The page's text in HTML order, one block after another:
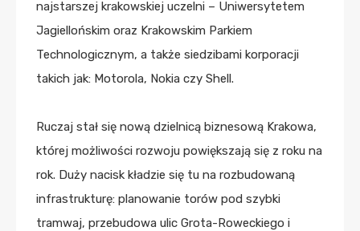
najstarszej krakowskiej uczelni – Uniwersytetem
Jagiellońskim oraz Krakowskim Parkiem
Technologicznym, a także siedzibami korporacji
takich jak: Motorola, Nokia czy Shell.
Ruczaj stał się nową dzielnicą biznesową Krakowa,
której możliwości rozwoju powiększają się z roku na
rok. Duży nacisk kładzie się tu na rozbudowaną
infrastrukturę: planowanie torów pod szybki
tramwaj, przebudowa ulic Grota-Roweckiego i